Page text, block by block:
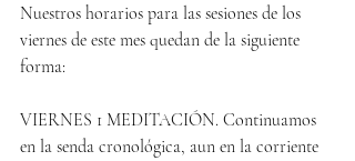
Nuestros horarios para las sesiones de los
viernes de este mes quedan de la siguiente
forma:
VIERNES 1 MEDITACIÓN. Continuamos
en la senda cronológica, aun en la corriente